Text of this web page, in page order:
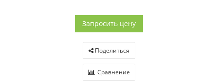
Запросить цену
Поделиться
Сравнение